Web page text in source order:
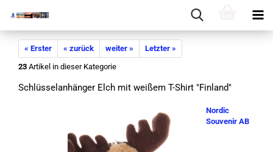
« Erster « zurück weiter »
Letzter »
23 Artikel in dieser Kategorie
Schlüs­sel­an­hän­ger Elch mit wei­ßem T-​Shirt "Fin­land"
Nordic
Souvenir AB